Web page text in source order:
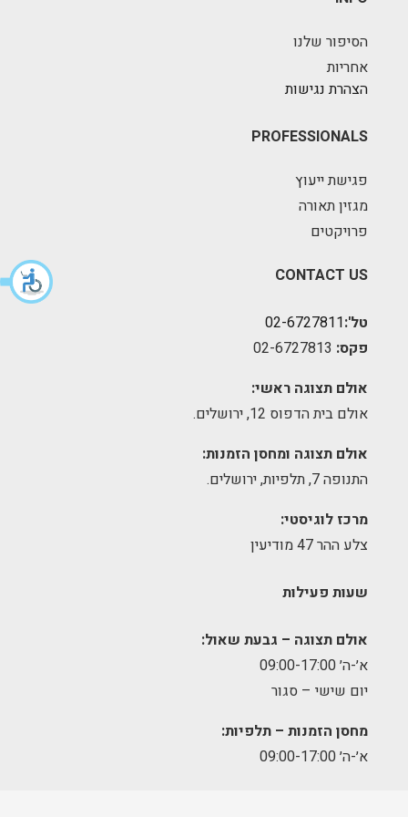
הסיפור שלנו
אחריות
הצהרת נגישות
PROFESSIONALS
פגישת ייעוץ
מגזין תאורה
פרויקטים
CONTACT US
טל':02-6727811
פקס:
אולם תצוגה ראשי:
אולם בית הדפוס 12, ירושלים.
אולם תצוגה ומחסן הזמנות:
התנופה 7, תלפיות, ירושלים.
מרכז לוגיסטי:
צלע ההר 47 מודיעין
שעות פעילות
אולם תצוגה – גבעת שאול:
א׳-ה׳ 09:00-17:00
יום שישי – סגור
מחסן הזמנות – תלפיות:
א׳-ה׳ 09:00-17:00